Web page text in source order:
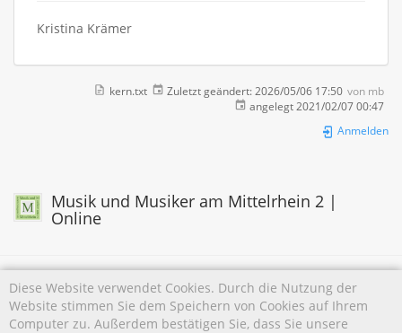
Kristina Krämer
Diese Website verwendet Cookies. Durch die Nutzung der
Website stimmen Sie dem Speichern von Cookies auf Ihrem
Computer zu. Außerdem bestätigen Sie, dass Sie unsere
kern.txt Zuletzt geändert: 2026/05/06 17:50 von mb
angelegt 2021/02/07 00:47
Anmelden
Musik und Musiker am Mittelrhein 2 |
Online
Falls nicht anders bezeichnet, ist der Inhalt dieses Wikis unter der folgenden Lizenz
veröffentlicht: